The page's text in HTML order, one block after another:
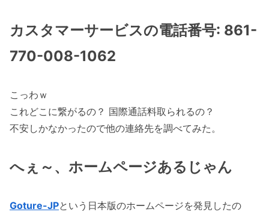
カスタマーサービスの電話番号: 861-
770-008-1062
こっわｗ
これどこに繋がるの？ 国際通話料取られるの？
不安しかなかったので他の連絡先を調べてみた。
へぇ～、ホームページあるじゃん
Goture-JPという日本版のホームページを発見したの